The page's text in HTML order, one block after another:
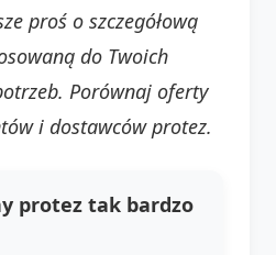
proś o szczegółową
do Twoich
Porównaj oferty
i dostawców protez.
protez tak bardzo